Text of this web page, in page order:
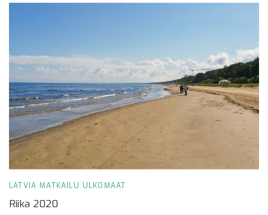
LATVIA MATKAILU ULKOMAAT
Riika 2020